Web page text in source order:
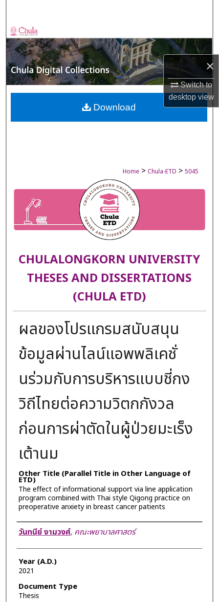
×
Switch to
desktopview
Browse Collections
My Account
About
Digital Commons Network™
Home > Chula-ETD > 5045
CHULALONGKORN UNIVERSITY
THESES AND DISSERTATIONS
(CHULA ETD)
ผลของโปรแกรมสนับสนุน
ข้อมูลผ่านไลน์แอพพลิเคชั่
นร่วมกับการบริหารแบบชี่กง
วิถีไทยต่อความวิตกกังวล
ก่อนการผ่าตัดในผู้ป่วยมะเร็ง
เต้านม
Other Title (Parallel Title in Other Language of
ETD)
The effect of informational support via line application
program combined with Thai style Qigong practice on
preoperative anxiety in breast cancer patients
Author
วันทนีย์ งามวงศ์, คณะพยาบาลศาสตร์
Year (A.D.)
2021
Document Type
Thesis
Download